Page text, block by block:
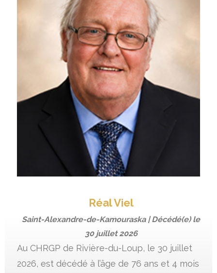
Réal Viel
Saint-Alexandre-de-Kamouraska | Décédé(e) le
30 juillet 2026
Au CHRGP de Rivière-du-Loup, le 30 juillet
2026, est décédé à l’âge de 76 ans et 4 mois